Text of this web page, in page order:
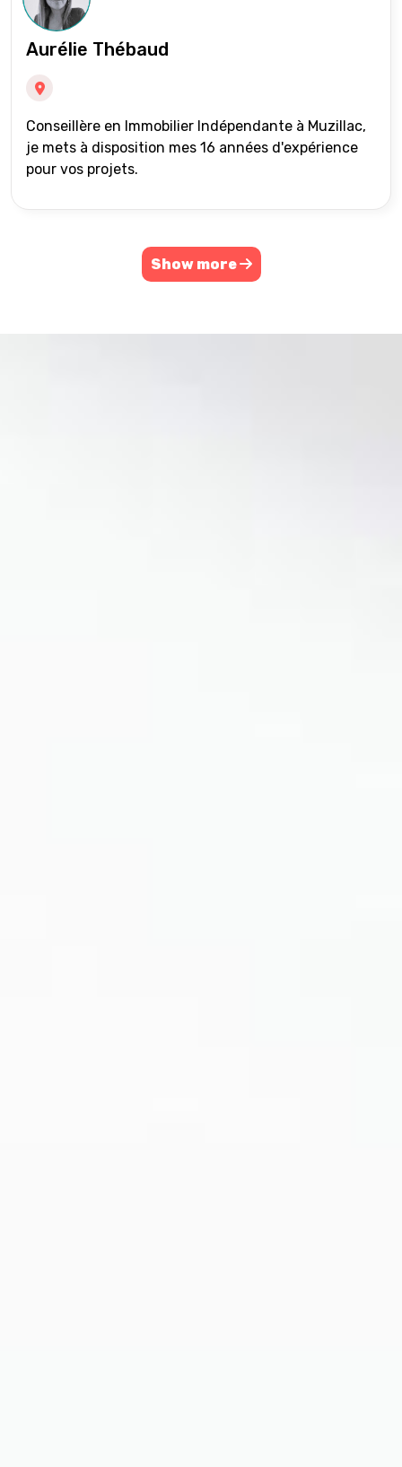
Aurélie Thébaud
Conseillère en Immobilier Indépendante à Muzillac,
je mets à disposition mes 16 années d'expérience
pour vos projets.
Show more